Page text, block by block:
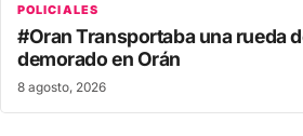
POLICIALES
#Oran Transportaba una rueda
demorado en Orán
8 agosto, 2026